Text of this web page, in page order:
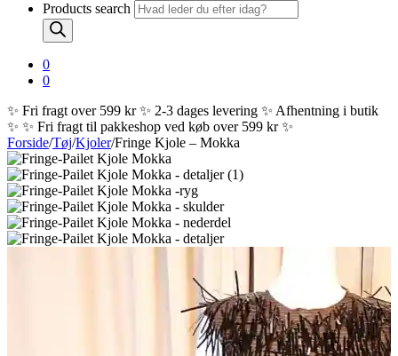
Products search
0
0
✨ Fri fragt over 599 kr ✨ 2-3 dages levering ✨ Afhentning i butik
✨ ✨ Fri fragt til pakkeshop ved køb over 599 kr ✨
Forside/Tøj/Kjoler/Fringe Kjole – Mokka